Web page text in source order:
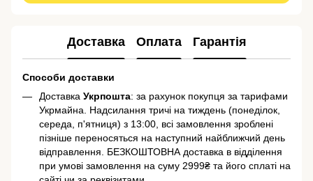
Доставка Оплата Гарантія
Способи доставки
Доставка Укрпошта: за рахунок покупця за тарифами
Укрмайна. Надсилання тричі на тиждень (понеділок,
середа, п'ятниця) з 13:00, всі замовлення зроблені
пізніше переносяться на наступний найближчий день
відправлення. БЕЗКОШТОВНА доставка в відділення
при умові замовлення на суму 2999₴ та його сплаті на